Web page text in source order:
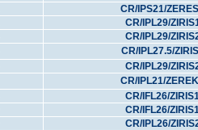
CR/IPS21/
CR/IPL29/
CR/IPL29/
CR/IPL27.5/
CR/IPL29/
CR/IPL21/
CR/IFL26/
CR/IFL26/
CR/IPL26/